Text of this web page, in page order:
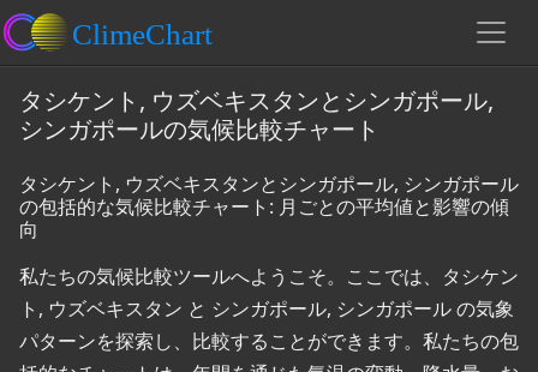
タシケント, ウズベキスタンとシンガポール,
シンガポールの気候比較チャート
タシケント, ウズベキスタンとシンガポール, シンガポール
の包括的な気候比較チャート: 月ごとの平均値と影響の傾
向
私たちの気候比較ツールへようこそ。ここでは、タシケン
ト, ウズベキスタン と シンガポール, シンガポール の気象
パターンを探索し、比較することができます。私たちの包